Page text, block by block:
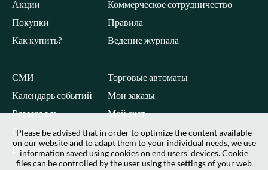
Акции
Покупки
Как купить?
Коммерческое сотрудничество
Правила
Ведение журнала
СМИ
Календарь событий
Pressroom
Связаться с
Реклама
Торговые автоматы
Мои заказы
Мой счет
Please be advised that in order to optimize the content available
on our website and to adapt them to your individual needs, we use
information saved using cookies on end users' devices. Cookie
files can be controlled by the user using the settings of your web